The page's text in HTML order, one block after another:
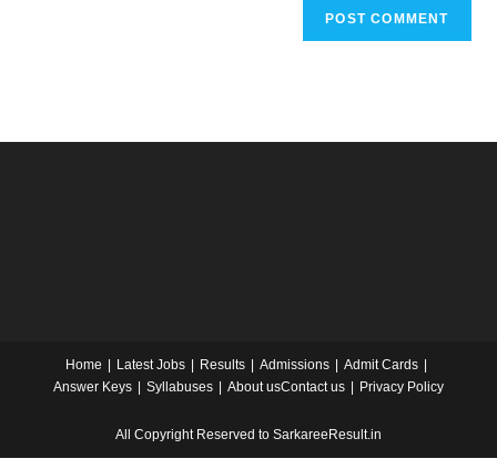
Home Latest Jobs Results Admissions
Admit Cards
Answer Keys
Syllabuses About usContact us Privacy Policy
All Copyright Reserved to SarkareeResult.in